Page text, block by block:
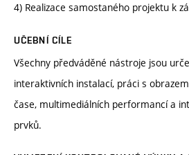
4) Realizace samostaného projektu k
UČEBNÍ CÍLE
Všechny předváděné nástroje jsou
interaktivních instalací, práci s
čase, multimediálních performancí a
prvků.